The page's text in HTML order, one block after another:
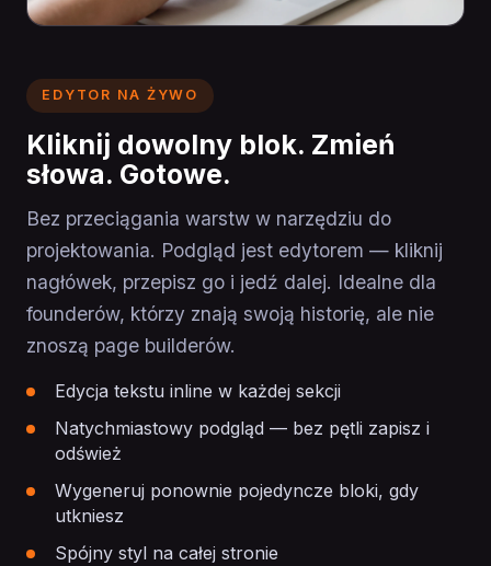
EDYTOR NA ŻYWO
Kliknij dowolny blok. Zmień
słowa. Gotowe.
Bez przeciągania warstw w narzędziu do
projektowania. Podgląd jest edytorem — kliknij
nagłówek, przepisz go i jedź dalej. Idealne dla
founderów, którzy znają swoją historię, ale nie
znoszą page builderów.
Edycja tekstu inline w każdej sekcji
Natychmiastowy podgląd — bez pętli zapisz i
odśwież
Wygeneruj ponownie pojedyncze bloki, gdy
utkniesz
Spójny styl na całej stronie